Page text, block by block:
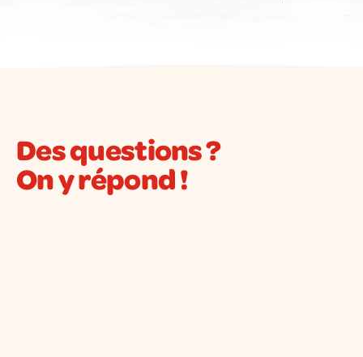
Des questions ?
On y répond !